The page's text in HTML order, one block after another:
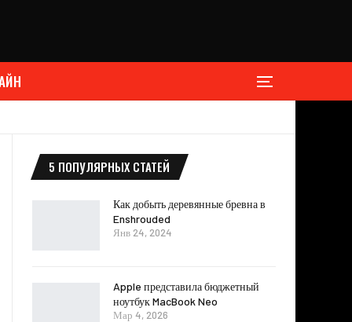
5 ПОПУЛЯРНЫХ СТАТЕЙ
Как добыть деревянные бревна в
Enshrouded
Янв 24, 2024
Apple представила бюджетный
ноутбук MacBook Neo
Мар 4, 2026